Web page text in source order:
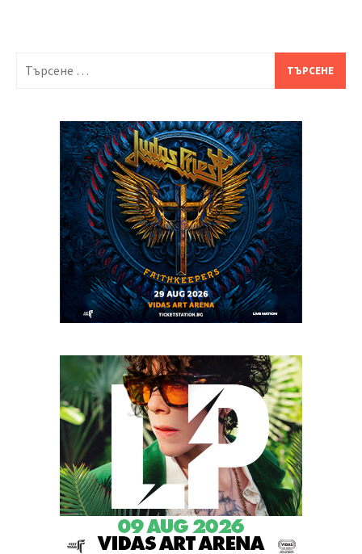
Търсене
за: